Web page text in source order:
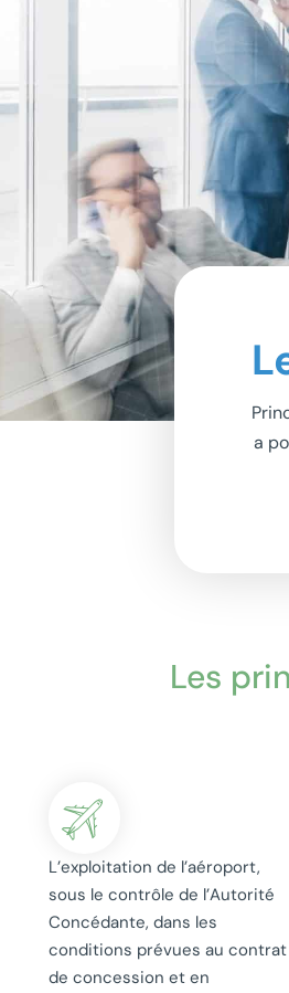
a
Les
L’exploitation de l’aéroport,
sous le contrôle de l’Autorité
Concédante, dans les
conditions prévues au contrat
de concession et en